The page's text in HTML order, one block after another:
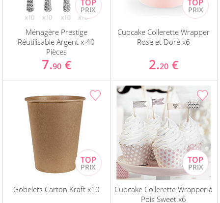
Ménagère Prestige
Réutilisable Argent x 40
Pièces
7.90 €
Cupcake Collerette Wrapper
Rose et Doré x6
2.20 €
Gobelets Carton Kraft x10
Cupcake Collerette Wrapper à
Pois Sweet x6